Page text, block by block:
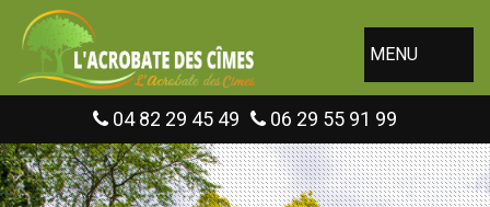
MENU
04 82 29 45 49 06 29 55 91 99